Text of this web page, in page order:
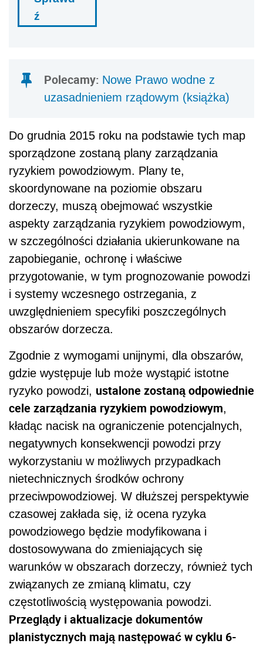
ź
Polecamy: Nowe Prawo wodne z
uzasadnieniem rządowym (książka)
Do grudnia 2015 roku na podstawie tych map
sporządzone zostaną plany zarządzania
ryzykiem powodziowym. Plany te,
skoordynowane na poziomie obszaru
dorzeczy, muszą obejmować wszystkie
aspekty zarządzania ryzykiem powodziowym,
w szczególności działania ukierunkowane na
zapobieganie, ochronę i właściwe
przygotowanie, w tym prognozowanie powodzi
i systemy wczesnego ostrzegania, z
uwzględnieniem specyfiki poszczególnych
obszarów dorzecza.
Zgodnie z wymogami unijnymi, dla obszarów,
gdzie występuje lub może wystąpić istotne
ryzyko powodzi, ustalone zostaną odpowiednie
cele zarządzania ryzykiem powodziowym,
kładąc nacisk na ograniczenie potencjalnych,
negatywnych konsekwencji powodzi przy
wykorzystaniu w możliwych przypadkach
nietechnicznych środków ochrony
przeciwpowodziowej. W dłuższej perspektywie
czasowej zakłada się, iż ocena ryzyka
powodziowego będzie modyfikowana i
dostosowywana do zmieniających się
warunków w obszarach dorzeczy, również tych
związanych ze zmianą klimatu, czy
częstotliwością występowania powodzi.
Przeglądy i aktualizacje dokumentów
planistycznych mają następować w cyklu 6-